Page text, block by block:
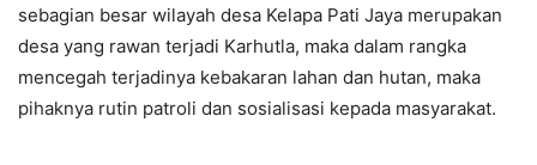
sebagian besar wilayah desa Kelapa Pati Jaya merupakan
desa yang rawan terjadi Karhutla, maka dalam rangka
mencegah terjadinya kebakaran lahan dan hutan, maka
pihaknya rutin patroli dan sosialisasi kepada masyarakat.